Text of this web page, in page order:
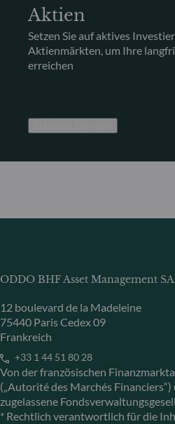
Aktien
Setzen Sie auf aktives
Aktienmärkten, um Ihre
erreichen
ODDO BHF Asset Management
12 boulevard de la Madeleine
75440 Paris Cedex 09
Frankreich
+33 1 44 51 80 28
Von der französischen
(„Autorité des Marchés
zugelassene
* Rechtlich verantwortlich für die